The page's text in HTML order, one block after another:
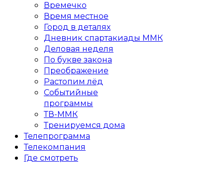
Времечко
Время местное
Город в деталях
Дневник спартакиады ММК
Деловая неделя
По букве закона
Преображение
Растопим лёд
Событийные
программы
ТВ-ММК
Тренируемся дома
Телепрограмма
Телекомпания
Где смотреть